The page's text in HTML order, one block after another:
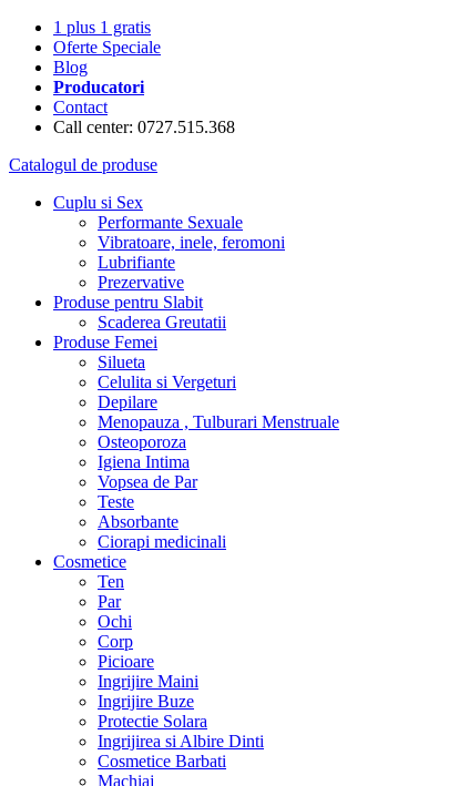
1 plus 1 gratis
Oferte Speciale
Blog
Producatori
Contact
Call center: 0727.515.368
Catalogul de produse
Cuplu si Sex
Performante Sexuale
Vibratoare, inele, feromoni
Lubrifiante
Prezervative
Produse pentru Slabit
Scaderea Greutatii
Produse Femei
Silueta
Celulita si Vergeturi
Depilare
Menopauza , Tulburari Menstruale
Osteoporoza
Igiena Intima
Vopsea de Par
Teste
Absorbante
Ciorapi medicinali
Cosmetice
Ten
Par
Ochi
Corp
Picioare
Ingrijire Maini
Ingrijire Buze
Protectie Solara
Ingrijirea si Albire Dinti
Cosmetice Barbati
Machiaj